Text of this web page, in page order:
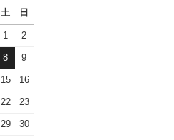
土 日
1 2
8 9
15 16
22 23
29 30